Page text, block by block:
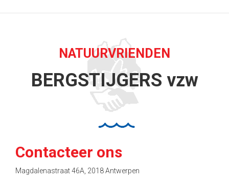
NATUURVRIENDEN
BERGSTIJGERS vzw
Contacteer ons
Magdalenastraat 46A, 2018 Antwerpen